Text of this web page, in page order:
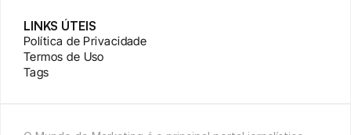
LINKS ÚTEIS
Política de Privacidade
Termos de Uso
Tags